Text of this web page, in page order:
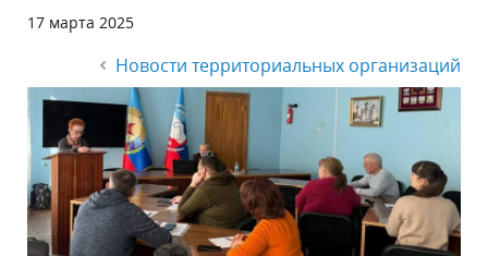
17 марта 2025
Новости территориальных организаций